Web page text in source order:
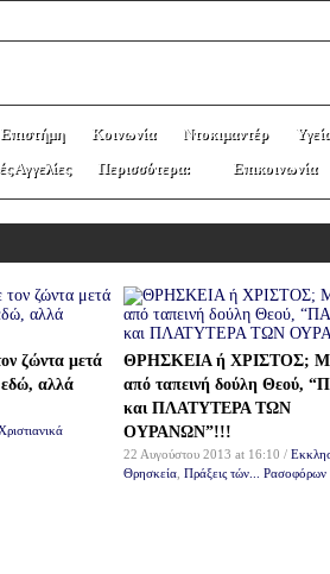
Επιστήμη Κοινωνία Ντοκιμαντέρ
Αγγελίες Περισσότερα: Επικοινωνία
ζώντα μετά
εδώ, αλλά
ΘΡΗΣΚΕΙΑ ή ΧΡΙΣΤΟΣ;
από ταπεινή δούλη Θεού,
και ΠΛΑΤΥΤΕΡΑ ΤΩΝ
ΟΥΡΑΝΩΝ”!!!
22 Αυγούστου 2013 at 16:10 /
Θρησκεία Πράξεις τών... Ρασοφόρων